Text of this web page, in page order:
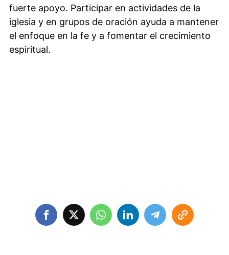
fuerte apoyo. Participar en actividades de la
iglesia y en grupos de oración ayuda a mantener
el enfoque en la fe y a fomentar el crecimiento
espiritual.